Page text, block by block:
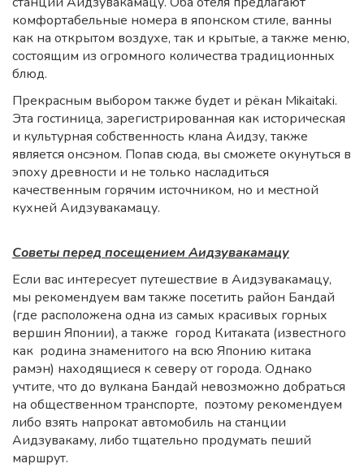
комфортабельные номера в японском стиле, ванны
как на открытом воздухе, так и крытые, а также меню,
состоящим из огромного количества традиционных
блюд.
Прекрасным выбором также будет и рёкан Mikaitaki.
Эта гостиница, зарегистрированная как историческая
и культурная собственность клана Аидзу, также
является онсэном. Попав сюда, вы сможете окунуться в
эпоху древности и не только насладиться
качественным горячим источником, но и местной
кухней Аидзувакамацу.
Советы перед посещением Аидзувакамацу
Если вас интересует путешествие в Аидзувакамацу,
мы рекомендуем вам также посетить район Бандай
(где расположена одна из самых красивых горных
вершин Японии), а также город Китаката (известного
как родина знаменитого на всю Японию китака
рамэн) находящиеся к северу от города. Однако
учтите, что до вулкана Бандай невозможно добраться
на общественном транспорте, поэтому рекомендуем
либо взять напрокат автомобиль на станции
Аидзувакаму, либо тщательно продумать пеший
маршрут.